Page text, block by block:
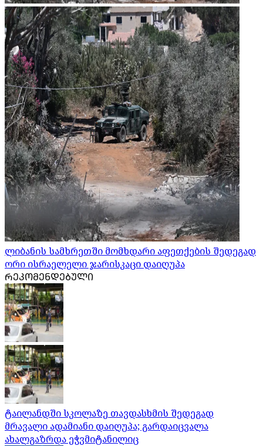
ლიბანის სამხრეთში მომხდარი აფეთქების შედეგად
ორი ისრაელელი ჯარისკაცი დაიღუპა
ᲠᲔᲙᲝᲛᲔᲜᲓᲔᲑᲣᲚᲘ
ტაილანდში სკოლაზე თავდასხმის შედეგად
მრავალი ადამიანი დაიღუპა; გარდაიცვალა
ახალგაზრდა ეჭვმიტანილიც